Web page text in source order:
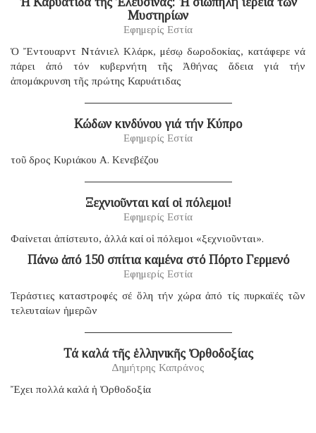
Μυστηρίων
Εφημερίς Εστία
Ὁ Ἔντουαρντ Ντάνιελ Κλάρκ, μέσῳ δωροδοκίας, κατάφερε νά
πάρει ἀπό τόν κυβερνήτη τῆς Ἀθήνας ἄδεια γιά τήν
ἀπομάκρυνση τῆς πρώτης Καρυάτιδας
Κώδων κινδύνου γιά τήν Κύπρο
Εφημερίς Εστία
τοῦ δρος Κυριάκου Α. Κενεβέζου
Ξεχνιοῦνται καί οἱ πόλεμοι!
Εφημερίς Εστία
Φαίνεται ἀπίστευτο, ἀλλά καί οἱ πόλεμοι «ξεχνιοῦνται».
Πάνω ἀπό 150 σπίτια καμένα στό Πόρτο Γερμενό
Εφημερίς Εστία
Τεράστιες καταστροφές σέ ὅλη τήν χώρα ἀπό τίς πυρκαϊές τῶν
τελευταίων ἡμερῶν
Τά καλά τῆς ἑλληνικῆς Ὀρθοδοξίας
Δημήτρης Καπράνος
Ἔχει πολλά καλά ἡ Ὀρθοδοξία